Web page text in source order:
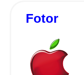
Fotor